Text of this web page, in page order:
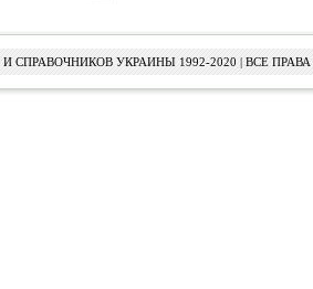
СПРАВОЧНИКОВ УКРАИНЫ 1992-2020 | ВСЕ